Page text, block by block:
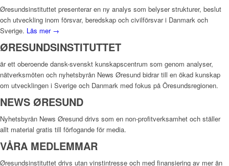
Øresundsinstituttet presenterar en ny analys som belyser strukturer, beslut
och utveckling inom försvar, beredskap och civilförsvar i Danmark och
Sverige. Läs mer →
ØRESUNDSINSTITUTTET
är ett oberoende dansk-svenskt kunskapscentrum som genom analyser,
nätverksmöten och nyhetsbyrån News Øresund bidrar till en ökad kunskap
om utvecklingen i Sverige och Danmark med fokus på Öresundsregionen.
NEWS ØRESUND
Nyhetsbyrån News Øresund drivs som en non-profitverksamhet och ställer
allt material gratis till förfogande för media.
VÅRA MEDLEMMAR
Øresundsinstituttet drivs utan vinst­intresse och med finansiering av mer än